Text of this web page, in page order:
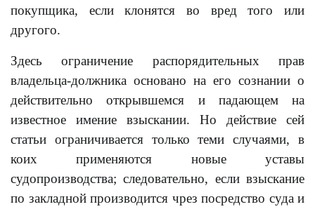
покупщика, если клонятся во вред того или
другого.
Здесь ограничение распорядительных прав
владельца-должника основано на его сознании о
действительно открывшемся и падающем на
известное имение взыскании. Но действие сей
статьи ограничивается только теми случаями, в
коих применяются новые уставы
судопроизводства; следовательно, если взыскание
по закладной производится чрез посредство суда и